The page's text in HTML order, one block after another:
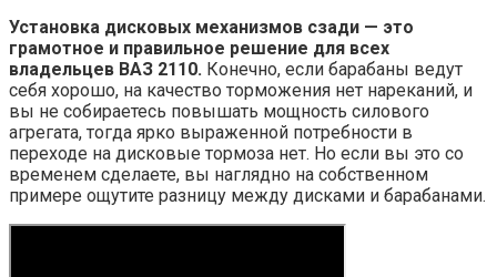
Установка дисковых механизмов сзади — это
грамотное и правильное решение для всех
владельцев ВАЗ 2110. Конечно, если барабаны ведут
себя хорошо, на качество торможения нет нареканий, и
вы не собираетесь повышать мощность силового
агрегата, тогда ярко выраженной потребности в
переходе на дисковые тормоза нет. Но если вы это со
временем сделаете, вы наглядно на собственном
примере ощутите разницу между дисками и барабанами.